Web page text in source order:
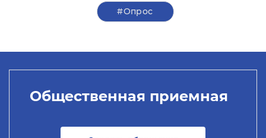
#Опрос
Общественная приемная